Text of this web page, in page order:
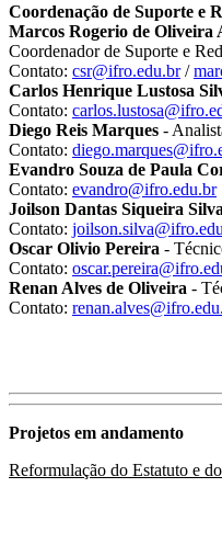
Coordenação de Suporte e
Marcos Rogerio de Oliveira
Coordenador de Suporte e
Contato: csr@ifro.edu.br/
Carlos Henrique Lustosa
Contato: carlos.lustosa@ifro.
Diego Reis Marques -
Contato: diego.marques@ifro.
Evandro Souza de Paula
Contato: evandro@ifro.edu.br
Joilson Dantas Siqueira Silva
Contato: joilson.silva@ifro.
Oscar Olivio Pereira -
Contato: oscar.pereira@ifro.
Renan Alves de Oliveira -
Contato: renan.alves@ifro.edu.
Projetos em andamento
Reformulação do Estatuto e